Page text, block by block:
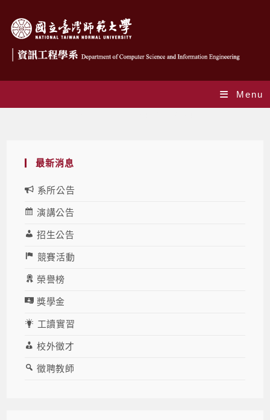
Menu
最新消息
系所公告
演講公告
招生公告
競賽活動
榮譽榜
獎學金
工讀實習
校外徵才
徵聘教師